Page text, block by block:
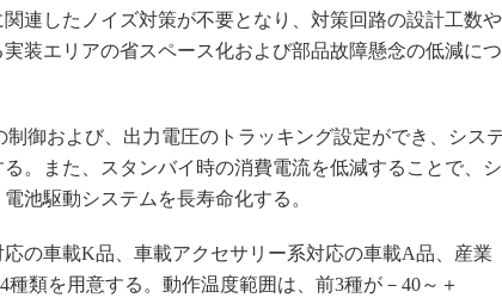
連したノイズ対策が不要となり、対策回路の設計工数や
装エリアの省スペース化および部品故障懸念の低減につ
御および、出力電圧のトラッキング設定ができ、シス
。また、スタンバイ時の消費電流を低減することで、シ
池駆動システムを長寿命化する。
の車載K品、車載アクセサリー系対応の車載A品、産業
類を用意する。動作温度範囲は、前3種が－40～＋